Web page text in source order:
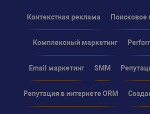
Контекстная реклама Поисковое
Комплексный маркетинг
Email маркетинг SMM
Репутация в интернете ORM